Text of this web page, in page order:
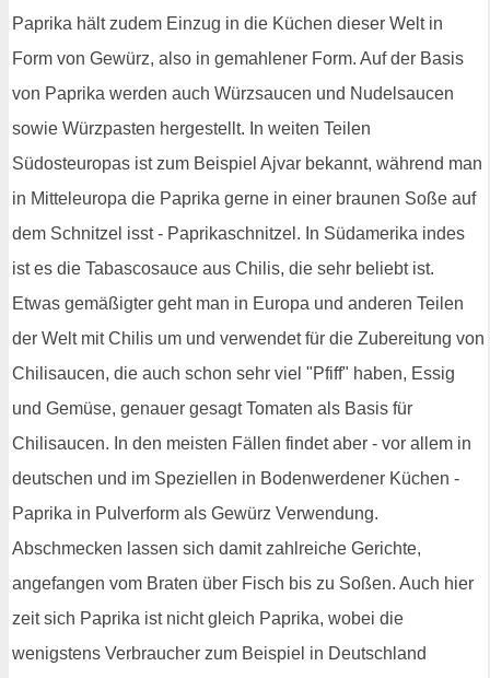
Paprika hält zudem Einzug in die Küchen dieser Welt in
Form von Gewürz, also in gemahlener Form. Auf der Basis
von Paprika werden auch Würzsaucen und Nudelsaucen
sowie Würzpasten hergestellt. In weiten Teilen
Südosteuropas ist zum Beispiel Ajvar bekannt, während man
in Mitteleuropa die Paprika gerne in einer braunen Soße auf
dem Schnitzel isst - Paprikaschnitzel. In Südamerika indes
ist es die Tabascosauce aus Chilis, die sehr beliebt ist.
Etwas gemäßigter geht man in Europa und anderen Teilen
der Welt mit Chilis um und verwendet für die Zubereitung von
Chilisaucen, die auch schon sehr viel "Pfiff" haben, Essig
und Gemüse, genauer gesagt Tomaten als Basis für
Chilisaucen. In den meisten Fällen findet aber - vor allem in
deutschen und im Speziellen in Bodenwerdener Küchen -
Paprika in Pulverform als Gewürz Verwendung.
Abschmecken lassen sich damit zahlreiche Gerichte,
angefangen vom Braten über Fisch bis zu Soßen. Auch hier
zeit sich Paprika ist nicht gleich Paprika, wobei die
wenigstens Verbraucher zum Beispiel in Deutschland